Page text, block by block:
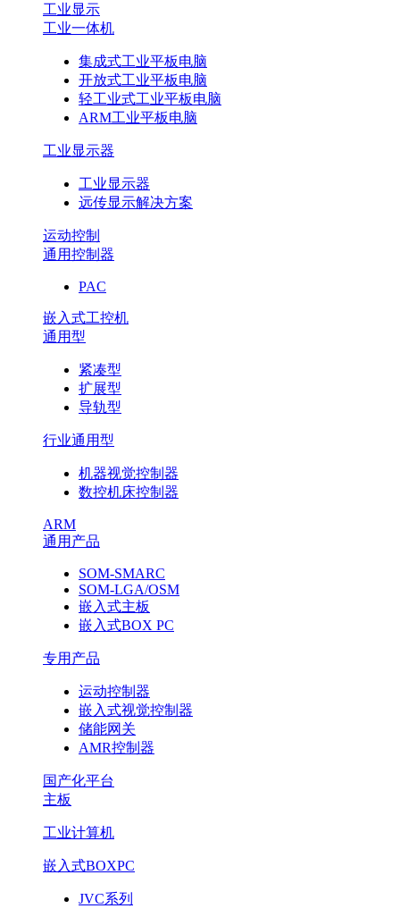
工业显示
工业一体机
集成式工业平板电脑
开放式工业平板电脑
轻工业式工业平板电脑
ARM工业平板电脑
工业显示器
工业显示器
远传显示解决方案
运动控制
通用控制器
PAC
嵌入式工控机
通用型
紧凑型
扩展型
导轨型
行业通用型
机器视觉控制器
数控机床控制器
ARM
通用产品
SOM-SMARC
SOM-LGA/OSM
嵌入式主板
嵌入式BOX PC
专用产品
运动控制器
嵌入式视觉控制器
储能网关
AMR控制器
国产化平台
主板
工业计算机
嵌入式BOXPC
JVC系列